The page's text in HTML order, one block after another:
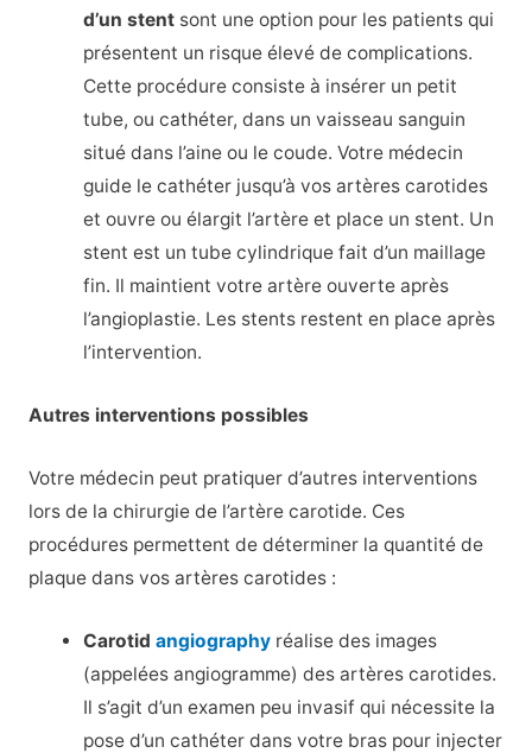
d’un stent sont une option pour les patients qui
présentent un risque élevé de complications.
Cette procédure consiste à insérer un petit
tube, ou cathéter, dans un vaisseau sanguin
situé dans l’aine ou le coude. Votre médecin
guide le cathéter jusqu’à vos artères carotides
et ouvre ou élargit l’artère et place un stent. Un
stent est un tube cylindrique fait d’un maillage
fin. Il maintient votre artère ouverte après
l’angioplastie. Les stents restent en place après
l’intervention.
Autres interventions possibles
Votre médecin peut pratiquer d’autres interventions
lors de la chirurgie de l’artère carotide. Ces
procédures permettent de déterminer la quantité de
plaque dans vos artères carotides :
Carotidangiography réalise des images
(appelées angiogramme) des artères carotides.
Il s’agit d’un examen peu invasif qui nécessite la
pose d’un cathéter dans votre bras pour injecter